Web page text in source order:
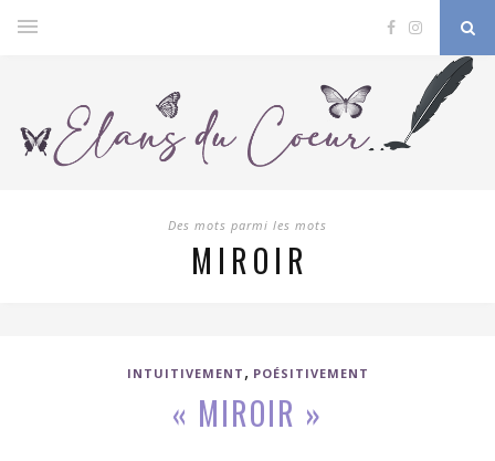
Des mots parmi les mots
MIROIR
INTUITIVEMENT , POÉSITIVEMENT
« MIROIR »